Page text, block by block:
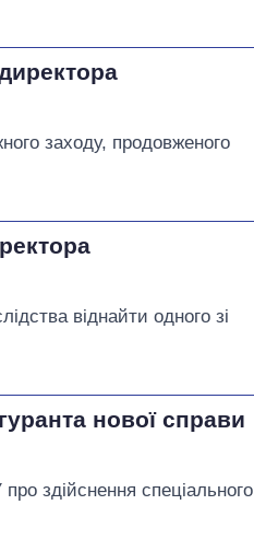
заходу, продовженого
віднайти одного зі
нової справи
здійснення спеціального